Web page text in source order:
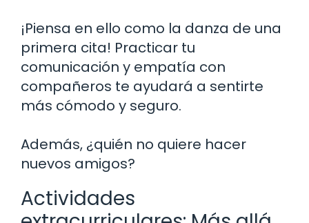
¡Piensa en ello como la danza de una
primera cita! Practicar tu
comunicación y empatía con
compañeros te ayudará a sentirte
más cómodo y seguro.
Además, ¿quién no quiere hacer
nuevos amigos?
Actividades